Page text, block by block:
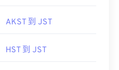
AKST 到 JST
HST 到 JST